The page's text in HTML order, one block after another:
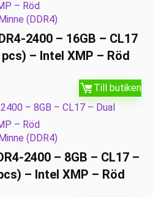
(DDR4)
2400 – 16GB – CL17
– Intel XMP – Röd
Till butiken
(DDR4)
2400 – 8GB – CL17 –
– Intel XMP – Röd